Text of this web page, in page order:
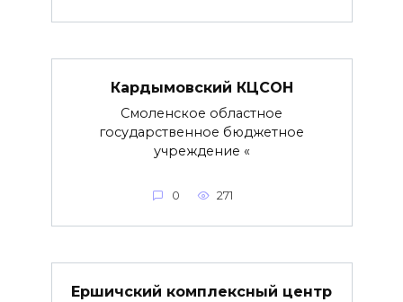
Кардымовский КЦСОН
Смоленское областное
государственное бюджетное
учреждение «
0 271
Ершичский комплексный центр